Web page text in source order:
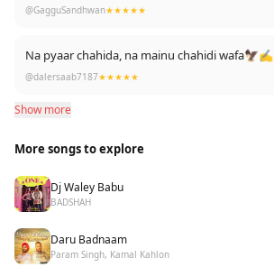
@GagguSandhwan★★★★★
Na pyaar chahida, na mainu chahidi wafa🦅✍️
@dalersaab7187★★★★★
Show more
More songs to explore
Dj Waley Babu
BADSHAH
Daru Badnaam
Param Singh, Kamal Kahlon